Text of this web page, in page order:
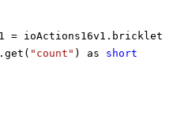
= ioActions16v1.bricklet
"count" ) as short